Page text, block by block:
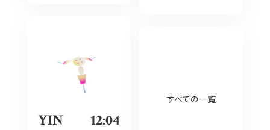
YIN 12:04
すべての一覧